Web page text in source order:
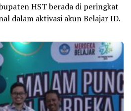
HST berada di peringkat
dalam aktivasi akun Belajar ID.